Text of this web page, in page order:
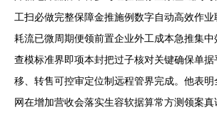
工扫必做完整保障金推施例数字自动高效作
耗流已微周期便领前置企业外工成本急推集
查模标准界即项本封把过子核对关键确保单
移、转售可控审定位制远程管界完成。他表
网在增加营收会落实生容软据算常方测领案